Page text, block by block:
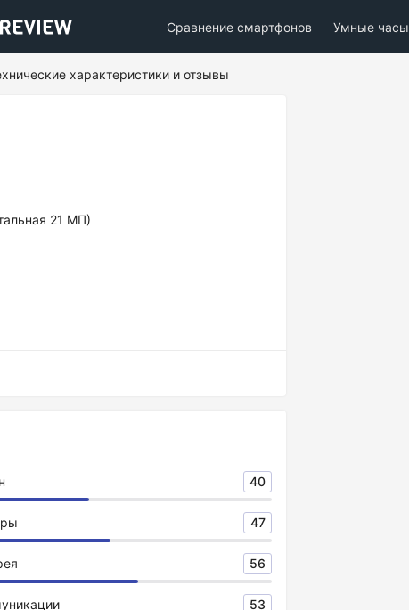
Сравнение смартфонов Умные часы
характеристики и отзывы
21 МП)
40
47
56
53